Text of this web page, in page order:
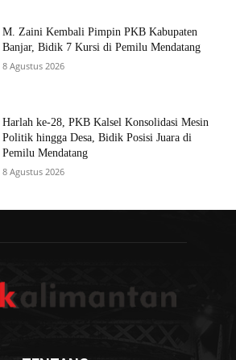
M. Zaini Kembali Pimpin PKB Kabupaten
Banjar, Bidik 7 Kursi di Pemilu Mendatang
8 Agustus 2026
Harlah ke-28, PKB Kalsel Konsolidasi Mesin
Politik hingga Desa, Bidik Posisi Juara di
Pemilu Mendatang
8 Agustus 2026